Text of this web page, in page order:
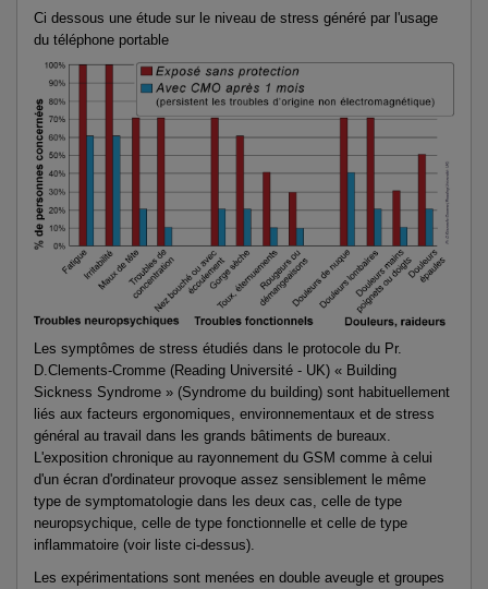
Ci dessous une étude sur le niveau de stress généré par l'usage
du téléphone portable
Les symptômes de stress étudiés dans le protocole du Pr.
D.Clements-Cromme (Reading Université - UK) « Building
Sickness Syndrome » (Syndrome du building) sont habituellement
liés aux facteurs ergonomiques, environnementaux et de stress
général au travail dans les grands bâtiments de bureaux.
L'exposition chronique au rayonnement du GSM comme à celui
d'un écran d'ordinateur provoque assez sensiblement le même
type de symptomatologie dans les deux cas, celle de type
neuropsychique, celle de type fonctionnelle et celle de type
inflammatoire (voir liste ci-dessus).
Les expérimentations sont menées en double aveugle et groupes